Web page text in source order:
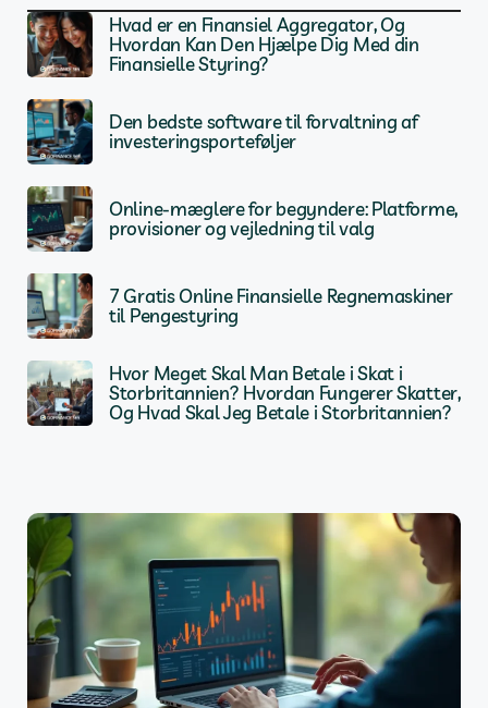
Hvad er en Finansiel Aggregator, Og
Hvordan Kan Den Hjælpe Dig Med din
Finansielle Styring?
Den bedste software til forvaltning af
investeringsporteføljer
Online-mæglere for begyndere: Platforme,
provisioner og vejledning til valg
7 Gratis Online Finansielle Regnemaskiner
til Pengestyring
Hvor Meget Skal Man Betale i Skat i
Storbritannien? Hvordan Fungerer Skatter,
Og Hvad Skal Jeg Betale i Storbritannien?